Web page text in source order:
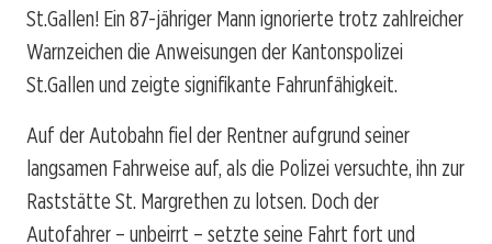
St.Gallen! Ein 87-jähriger Mann ignorierte trotz zahlreicher
Warnzeichen die Anweisungen der Kantonspolizei
St.Gallen und zeigte signifikante Fahrunfähigkeit.
Auf der Autobahn fiel der Rentner aufgrund seiner
langsamen Fahrweise auf, als die Polizei versuchte, ihn zur
Raststätte St. Margrethen zu lotsen. Doch der
Autofahrer – unbeirrt – setzte seine Fahrt fort und